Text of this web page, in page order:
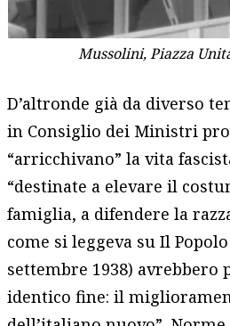
Mussolini, Piazza
D’altronde già da diverso
in Consiglio dei Ministri
“arricchivano” la vita
“destinate a elevare il
famiglia, a difendere la
come si leggeva su Il
settembre 1938) avrebbero
identico fine: il